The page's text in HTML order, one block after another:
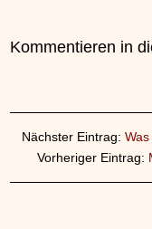
Kommentieren in
Nächster Eintrag:
Vorheriger Eintrag: